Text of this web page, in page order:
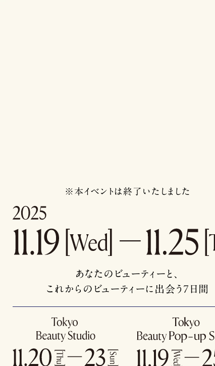
※本イベントは終了いたしました
あなたのビューティーと、
これからのビューティーに出会う7日間